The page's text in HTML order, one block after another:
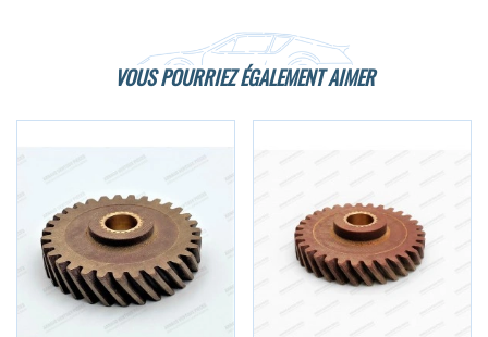
VOUS POURRIEZ ÉGALEMENT AIMER